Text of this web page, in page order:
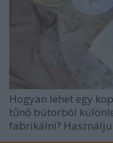
Hogyan lehet egy
tűnő bútorból
fabrikálni?